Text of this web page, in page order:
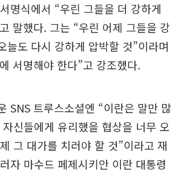
명식에서 “우린 그들을 더 강하게
말했다. 그는 “우린 어제 그들을 강
늘도 다시 강하게 압박할 것”이라며
서명해야 한다”고 강조했다.
SNS 트루스소셜엔 “이란은 말만 많
신들에게 유리했을 협상을 너무 오
그 대가를 치러야 할 것”이라고 재
자 마수드 페제시키안 이란 대통령